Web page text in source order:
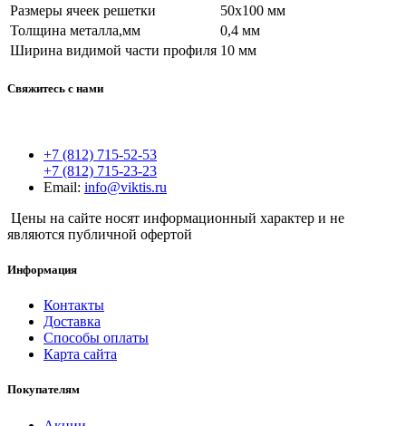
Размеры ячеек решетки
50x100 мм
Толщина металла,мм
0,4 мм
Ширина видимой части профиля 10 мм
Свяжитесь с нами
+7 (812) 715-52-53
+7 (812) 715-23-23
Email: info@viktis.ru
Цены на сайте носят информационный характер и не
являются публичной офертой
Информация
Контакты
Доставка
Способы оплаты
Карта сайта
Покупателям